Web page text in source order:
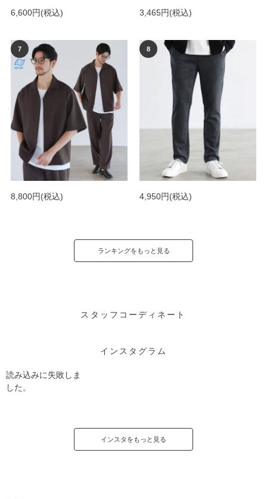
6,600円(税込) 3,465円(税込)
8,800円(税込) 4,950円(税込)
ランキングをもっと見る
スタッフコーディネート
インスタグラム
読み込みに失敗しま
した。
インスタをもっと見る